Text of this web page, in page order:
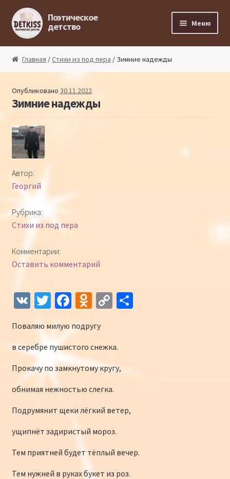
Перейти к навигации
Перейти к содержимому
Поэтическое
детство Меню
Поэтический ликбез
Поэтический блог
Детская философия
Интернет-конкурс чтецов «Созвучие 2018»
Наши участники и победители
Наши участники 2017
Страничка победителей 2017
Главная /Стихи из под пера / Зимние надежды
Опубликовано 30.11.2022
Зимние надежды
Автор:
Георгий
Рубрика:
Стихи из под пера
Комментарии:
Оставить комментарий
V T
tt
er
Fa
b
o
o
k
O
n
o
kl
as
sn
iki
C
y
Li
k
О
Поваляю милую подругу
в серебре пушистого снежка.
Прокачу по замкнутому кругу,
обнимая нежностью слегка.
Подрумянит щеки лёгкий ветер,
ущипнёт задиристый мороз.
Тем приятней будет тёплый вечер.
Тем нужней в руках букет из роз.